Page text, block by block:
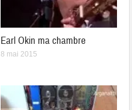
Earl Okin ma chambre
8 mai 2015